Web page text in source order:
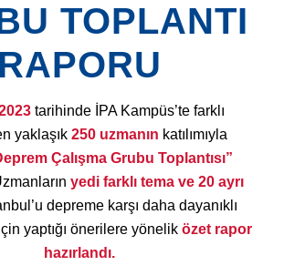
TOPLANTI
RAPORU
tarihinde İPA Kampüs’te farklı
yaklaşık 250 uzmanın katılımıyla
Çalışma Grubu Toplantısı”
yedi farklı tema ve 20 ayrı
depreme karşı daha dayanıklı
yaptığı önerilere yönelik özet rapor
hazırlandı.